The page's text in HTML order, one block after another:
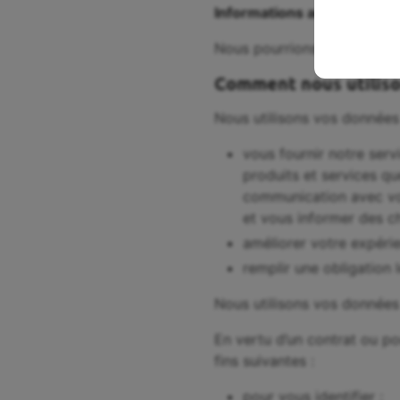
Informations accessibles
Nous pourrions recueillir
Comment nous
Nous utilisons vos
vous fournir notre
produits et services
communication avec
et vous informer des
améliorer votre
remplir une obligation
Nous utilisons vos
En vertu d’un contrat ou
fins suivantes :
pour vous identifier ;